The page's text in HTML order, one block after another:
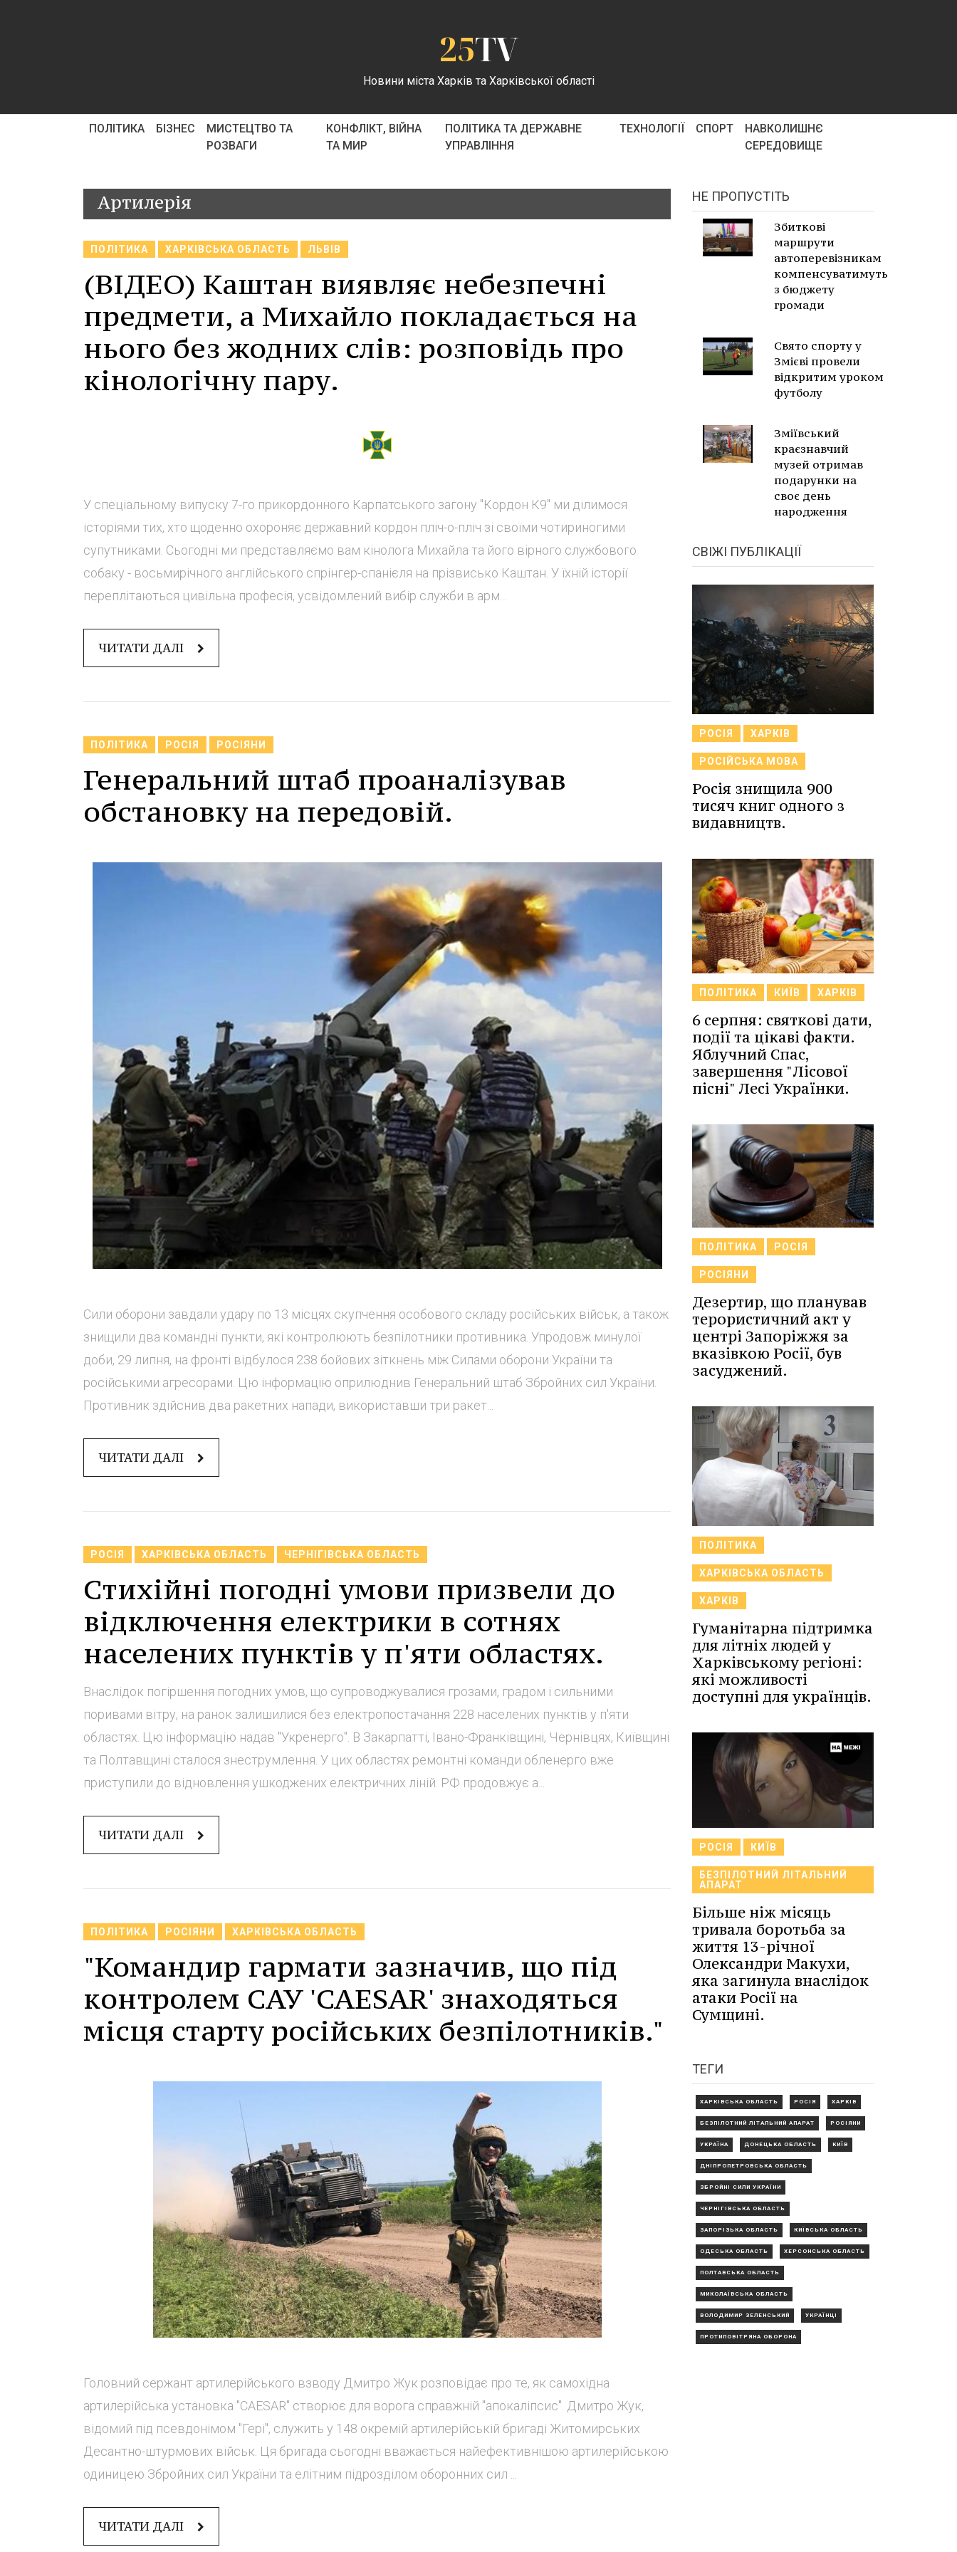
25TV
Новини міста Харків та Харківської області
ПОЛІТИКА БІЗНЕС
МИСТЕЦТВО ТА
РОЗВАГИ
КОНФЛІКТ, ВІЙНА
ТА МИР
ПОЛІТИКА ТА ДЕРЖАВНЕ
УПРАВЛІННЯ
ТЕХНОЛОГІЇ СПОРТ
НАВКОЛИШНЄ
СЕРЕДОВИЩЕ
Артилерія
ПОЛІТИКА ХАРКІВСЬКА ОБЛАСТЬ ЛЬВІВ
(ВІДЕО) Каштан виявляє небезпечні
предмети, а Михайло покладається на
нього без жодних слів: розповідь про
кінологічну пару.
У спеціальному випуску 7-го прикордонного Карпатського загону "Кордон К9" ми ділимося
історіями тих, хто щоденно охороняє державний кордон пліч-о-пліч зі своїми чотириногими
супутниками. Сьогодні ми представляємо вам кінолога Михайла та його вірного службового
собаку - восьмирічного англійського спрінгер-спанієля на прізвисько Каштан. У їхній історії
переплітаються цивільна професія, усвідомлений вибір служби в арм...
ЧИТАТИ ДАЛІ
ПОЛІТИКА РОСІЯ РОСІЯНИ
Генеральний штаб проаналізував
обстановку на передовій.
Сили оборони завдали удару по 13 місцях скупчення особового складу російських військ, а також
знищили два командні пункти, які контролюють безпілотники противника. Упродовж минулої
доби, 29 липня, на фронті відбулося 238 бойових зіткнень між Силами оборони України та
російськими агресорами. Цю інформацію оприлюднив Генеральний штаб Збройних сил України.
Противник здійснив два ракетних напади, використавши три ракет...
ЧИТАТИ ДАЛІ
РОСІЯ ХАРКІВСЬКА ОБЛАСТЬ ЧЕРНІГІВСЬКА ОБЛАСТЬ
Стихійні погодні умови призвели до
відключення електрики в сотнях
населених пунктів у п'яти областях.
Внаслідок погіршення погодних умов, що супроводжувалися грозами, градом і сильними
поривами вітру, на ранок залишилися без електропостачання 228 населених пунктів у п'яти
областях. Цю інформацію надав "Укренерго". В Закарпатті, Івано-Франківщині, Чернівцях, Київщині
та Полтавщині сталося знеструмлення. У цих областях ремонтні команди обленерго вже
приступили до відновлення ушкоджених електричних ліній. РФ продовжує а...
ЧИТАТИ ДАЛІ
ПОЛІТИКА РОСІЯНИ ХАРКІВСЬКА ОБЛАСТЬ
"Командир гармати зазначив, що під
контролем САУ 'CAESAR' знаходяться
місця старту російських безпілотників."
Головний сержант артилерійського взводу Дмитро Жук розповідає про те, як самохідна
артилерійська установка "CAESAR" створює для ворога справжній "апокаліпсис". Дмитро Жук,
відомий під псевдонімом "Гері", служить у 148 окремій артилерійській бригаді Житомирських
Десантно-штурмових військ. Ця бригада сьогодні вважається найефективнішою артилерійською
одиницею Збройних сил України та елітним підрозділом оборонних сил ...
ЧИТАТИ ДАЛІ
НЕ ПРОПУСТІТЬ
Збиткові
маршрути
автоперевізникам
компенсуватимуть
з бюджету
громади
Свято спорту у
Змієві провели
відкритим уроком
футболу
Зміївський
краєзнавчий
музей отримав
подарунки на
своє день
народження
СВІЖІ ПУБЛІКАЦІЇ
РОСІЯ ХАРКІВ
РОСІЙСЬКА МОВА
Росія знищила 900
тисяч книг одного з
видавництв.
ПОЛІТИКА КИЇВ ХАРКІВ
6 серпня: святкові дати,
події та цікаві факти.
Яблучний Спас,
завершення "Лісової
пісні" Лесі Українки.
ПОЛІТИКА РОСІЯ
РОСІЯНИ
Дезертир, що планував
терористичний акт у
центрі Запоріжжя за
вказівкою Росії, був
засуджений.
ПОЛІТИКА
ХАРКІВСЬКА ОБЛАСТЬ
ХАРКІВ
Гуманітарна підтримка
для літніх людей у
Харківському регіоні:
які можливості
доступні для українців.
РОСІЯ КИЇВ
БЕЗПІЛОТНИЙ ЛІТАЛЬНИЙ
АПАРАТ
Більше ніж місяць
тривала боротьба за
життя 13-річної
Олександри Макухи,
яка загинула внаслідок
атаки Росії на
Сумщині.
ТЕГИ
ХАРКІВСЬКА ОБЛАСТЬ РОСІЯ ХАРКІВ
БЕЗПІЛОТНИЙ ЛІТАЛЬНИЙ АПАРАТ РОСІЯНИ
УКРАЇНА ДОНЕЦЬКА ОБЛАСТЬ КИЇВ
ДНІПРОПЕТРОВСЬКА ОБЛАСТЬ
ЗБРОЙНІ СИЛИ УКРАЇНИ
ЧЕРНІГІВСЬКА ОБЛАСТЬ
ЗАПОРІЗЬКА ОБЛАСТЬ КИЇВСЬКА ОБЛАСТЬ
ОДЕСЬКА ОБЛАСТЬ ХЕРСОНСЬКА ОБЛАСТЬ
ПОЛТАВСЬКА ОБЛАСТЬ
МИКОЛАЇВСЬКА ОБЛАСТЬ
ВОЛОДИМИР ЗЕЛЕНСЬКИЙ УКРАЇНЦІ
ПРОТИПОВІТРЯНА ОБОРОНА